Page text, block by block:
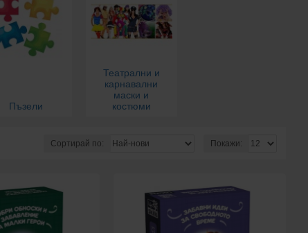
Пъзели
Театрални и
карнавални
маски и
костюми
Сортирай по: Покажи: